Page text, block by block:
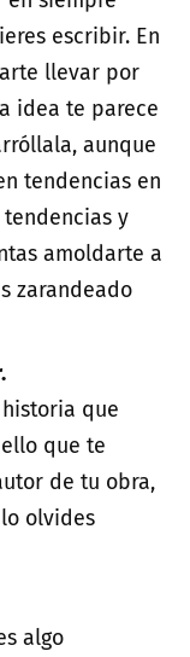
escribir. En
llevar por
idea te parece
aunque
tendencias en
tendencias y
amoldarte a
zarandeado
que
que te
de tu obra,
olvides
algo